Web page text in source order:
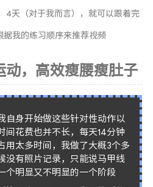
4天（对于我而言），就可以跟着完
我的练习顺序来推荐视频
动，高效瘦腰瘦肚子
自身开始做这些针对性动作以
间花费也并不长，每天14分钟
用太多时间，我做了大概3个多
没有照片记录，只能说马甲线
个明显又不明显的一个阶段